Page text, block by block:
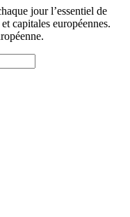
jour l’essentiel de
capitales européennes.